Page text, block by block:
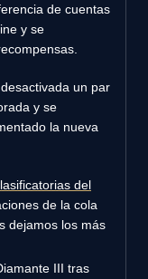
de cuentas
y se
un par
y se
la nueva
del
de la cola
dejamos los más
III tras